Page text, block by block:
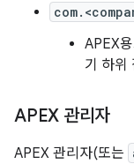
APEX
기 하위
APEX 관리자
APEX 관리자(또는